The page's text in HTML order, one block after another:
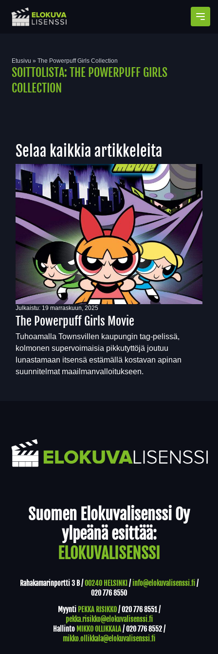
Etusivu » The Powerpuff Girls Collection
SOITTOLISTA: THE POWERPUFF GIRLS
COLLECTION
Selaa kaikkia artikkeleita
Julkaistu: 19 marraskuun, 2025
The Powerpuff Girls Movie
Tuhoamalla Townsvillen kaupungin tag-pelissä,
kolmonen supervoimaisia pikkutyttöjä joutuu
lunastamaan itsensä estämällä kostavan apinan
suunnitelmat maailmanvalloitukseen.
Suomen Elokuvalisenssi Oy
ylpeänä esittää:
ELOKUVALISENSSI
Rahakamarinportti 3 B /00240 HELSINKI / info@elokuvalisenssi.fi/
020 776 8550
Myynti PEKKA RISIKKO/020 776 8551/
pekka.risikko@elokuvalisenssi.fi
Hallinto MIKKO OLLIKKALA/020 776 8552/
mikko.ollikkala@elokuvalisenssi.fi